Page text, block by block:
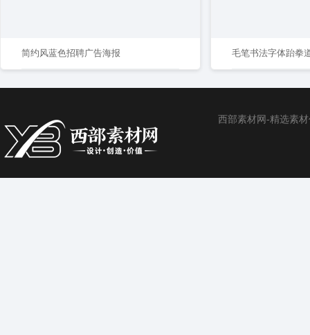
简约风蓝色招聘广告海报 毛笔书法字体跆拳
西部素材网-精选素